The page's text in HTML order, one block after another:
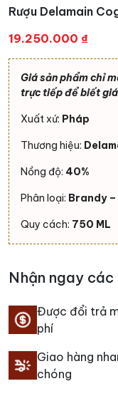
Rượu Delamain
19.250.000 ₫
Giá sản phẩm chỉ
trực tiếp để biết
Xuất xứ: Pháp
Thương hiệu:
Nồng độ: 40%
Phân loại: Brandy
Quy cách: 750 ML
Nhận ngay
Được đổi trả
phí
Giao hàng
chóng